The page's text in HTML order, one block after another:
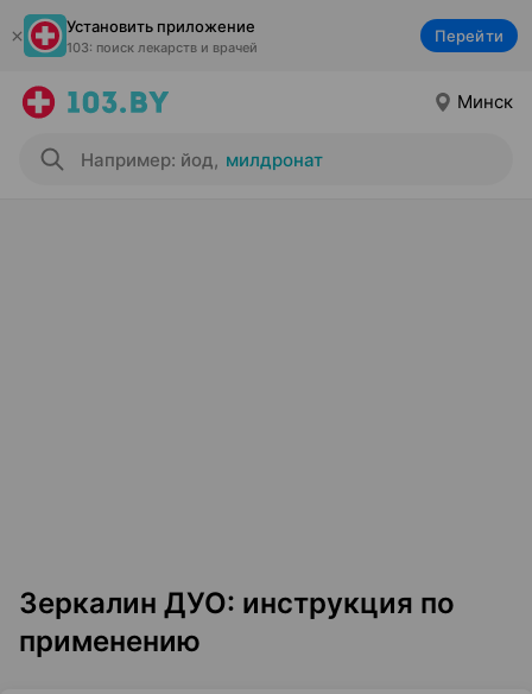
Установить приложение
103: поиск лекарств и врачей
Перейти
Минск
Например: йод, милдронат
Зеркалин ДУО: инструкция по
применению